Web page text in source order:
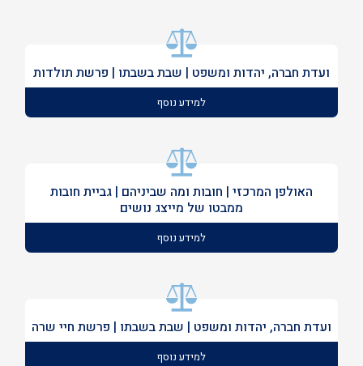
ועדת חברה, יהדות ומשפט | שבת בשבתו | פרשת תולדות
למידע נוסף
האולפן המרכזי | חובות ומה שביניהם | גביית חובות
ממבטו של מייצג נושים
למידע נוסף
ועדת חברה, יהדות ומשפט | שבת בשבתו | פרשת חיי שרה
למידע נוסף